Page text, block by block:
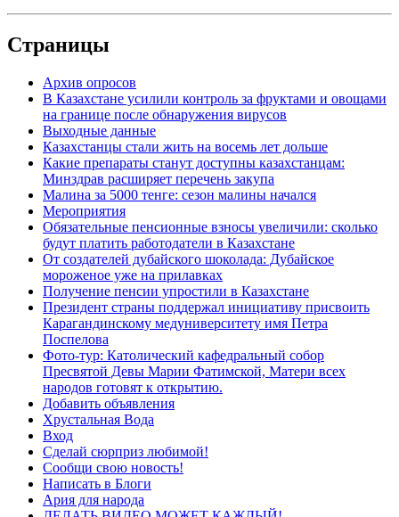
Страницы
Архив опросов
В Казахстане усилили контроль за фруктами и овощами
на границе после обнаружения вирусов
Выходные данные
Казахстанцы стали жить на восемь лет дольше
Какие препараты станут доступны казахстанцам:
Минздрав расширяет перечень закупа
Малина за 5000 тенге: сезон малины начался
Мероприятия
Обязательные пенсионные взносы увеличили: сколько
будут платить работодатели в Казахстане
От создателей дубайского шоколада: Дубайское
мороженое уже на прилавках
Получение пенсии упростили в Казахстане
Президент страны поддержал инициативу присвоить
Карагандинскому медуниверситету имя Петра
Поспелова
Фото-тур: Католический кафедральный собор
Пресвятой Девы Марии Фатимской, Матери всех
народов готовят к открытию.
Добавить объявления
Хрустальная Вода
Вход
Сделай сюрприз любимой!
Сообщи свою новость!
Написать в Блоги
Ария для народа